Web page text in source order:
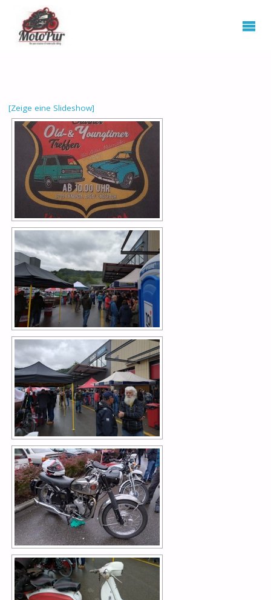
[Zeige eine Slideshow]